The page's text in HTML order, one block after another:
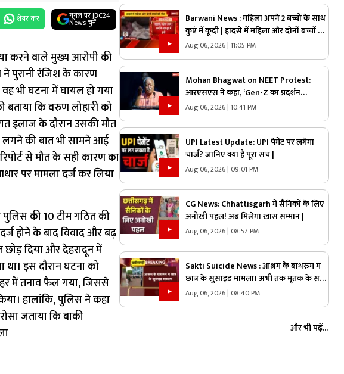
शेयर कर गूगल पर IBC24
News चुनें
करने वाले मुख्य आरोपी की
ने पुरानी रंजिश के कारण
भी घटना में घायल हो गया
बताया कि वरुण लोहारी को
इलाज के दौरान उसकी मौत
लगने की बात भी सामने आई
से मौत के सही कारण का
पर मामला दर्ज कर लिया
पुलिस की 10 टीम गठित की
होने के बाद विवाद और बढ़
छोड़ दिया और देहरादून में
इस दौरान घटना को
में तनाव फैल गया, जिससे
हालांकि, पुलिस ने कहा
जताया कि बाकी
Barwani News : महिला अपने 2 बच्चों के साथ
कुएं में कूदी | हादसे में महिला और दोनों बच्चों की
मौत
Aug 06, 2026 | 11:05 PM
Mohan Bhagwat on NEET Protest:
आरएसएस ने कहा, ‘Gen-Z का प्रदर्शन
देशविरोधी नहीं, ये नई पीढ़ी ज्यादा ईमानदार है’..
पढ़ें मोहन भागवत NEET प्रोटेस्ट पर और क्या
कहा
Aug 06, 2026 | 10:41 PM
UPI Latest Update: UPI पेमेंट पर लगेगा
चार्ज? जानिए क्या है पूरा सच |
Aug 06, 2026 | 09:01 PM
CG News: Chhattisgarh में सैनिकों के लिए
अनोखी पहल! अब मिलेगा खास सम्मान |
Aug 06, 2026 | 08:57 PM
Sakti Suicide News : आश्रम के बाथरुम म
छात्र के सुसाइड मामला। अभी तक मृतक के सव
परिजन मन नई लीन
Aug 06, 2026 | 08:40 PM
और भी पढ़ें...